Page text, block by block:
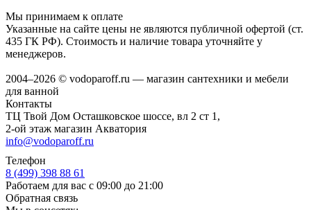
Мы принимаем к оплате
Указанные на сайте цены не являются публичной офертой (ст.
435 ГК РФ). Стоимость и наличие товара уточняйте у
менеджеров.
2004–2026 © vodoparoff.ru — магазин сантехники и мебели
для ванной
Контакты
ТЦ Твой Дом Осташковское шоссе, вл 2 ст 1,
2-ой этаж магазин Акватория
info@vodoparoff.ru
Телефон
8 (499) 398 88 61
Работаем для вас с 09:00 до 21:00
Обратная связь